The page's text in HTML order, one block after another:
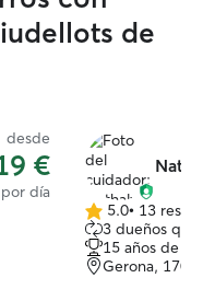
de
desde
€
por día
5.0
de
5
estrellas
5.0• 13
3 dueños
15 años de
Gerona,